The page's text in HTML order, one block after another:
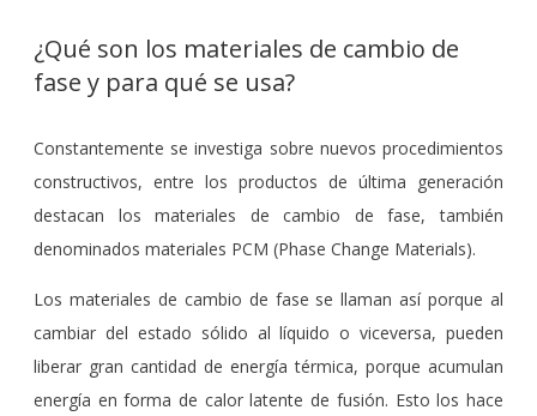
¿Qué son los materiales de cambio de
fase y para qué se usa?
Constantemente se investiga sobre nuevos procedimientos
constructivos, entre los productos de última generación
destacan los materiales de cambio de fase, también
denominados materiales PCM (Phase Change Materials).
Los materiales de cambio de fase se llaman así porque al
cambiar del estado sólido al líquido o viceversa, pueden
liberar gran cantidad de energía térmica, porque acumulan
energía en forma de calor latente de fusión. Esto los hace